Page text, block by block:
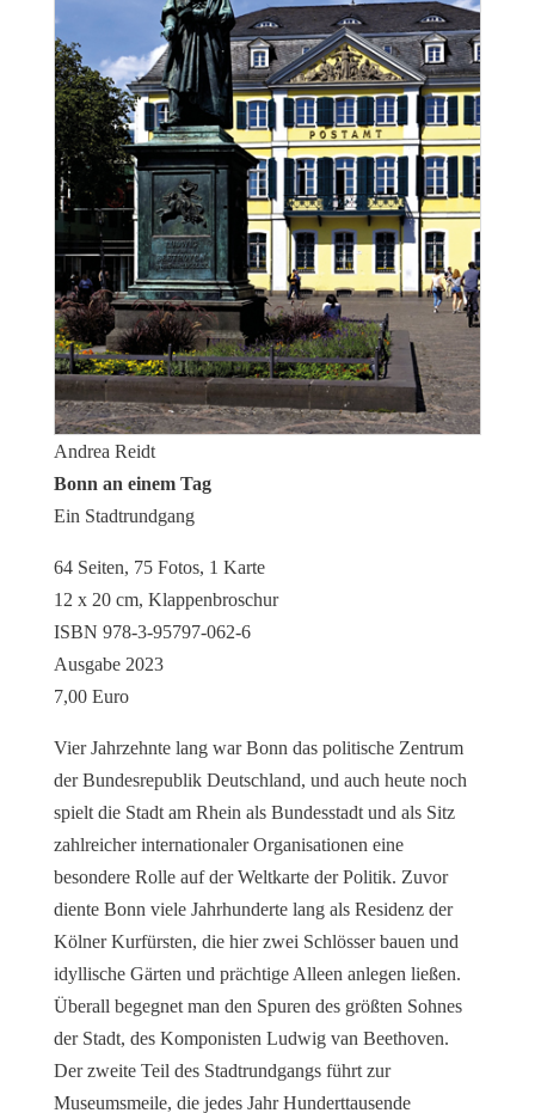
Andrea Reidt
Bonn an einem Tag
Ein Stadtrundgang
64 Seiten, 75 Fotos, 1 Karte
12 x 20 cm, Klappenbroschur
ISBN 978-3-95797-062-6
Ausgabe 2023
7,00 Euro
Vier Jahrzehnte lang war Bonn das politische Zentrum
der Bundesrepublik Deutschland, und auch heute noch
spielt die Stadt am Rhein als Bundesstadt und als Sitz
zahlreicher internationaler Organisationen eine
besondere Rolle auf der Weltkarte der Politik. Zuvor
diente Bonn viele Jahrhunderte lang als Residenz der
Kölner Kurfürsten, die hier zwei Schlösser bauen und
idyllische Gärten und prächtige Alleen anlegen ließen.
Überall begegnet man den Spuren des größten Sohnes
der Stadt, des Komponisten Ludwig van Beethoven.
Der zweite Teil des Stadtrundgangs führt zur
Museumsmeile, die jedes Jahr Hunderttausende